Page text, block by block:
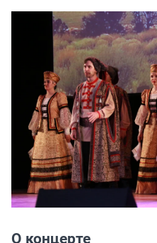
О концерте